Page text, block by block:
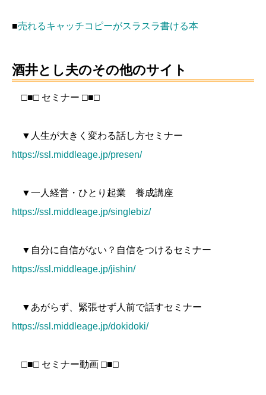
■売れるキャッチコピーがスラスラ書ける本
酒井とし夫のその他のサイト
□■□ セミナー □■□
▼人生が大きく変わる話し方セミナー
https://ssl.middleage.jp/presen/
▼一人経営・ひとり起業 養成講座
https://ssl.middleage.jp/singlebiz/
▼自分に自信がない？自信をつけるセミナー
https://ssl.middleage.jp/jishin/
▼あがらず、緊張せず人前で話すセミナー
https://ssl.middleage.jp/dokidoki/
□■□ セミナー動画 □■□